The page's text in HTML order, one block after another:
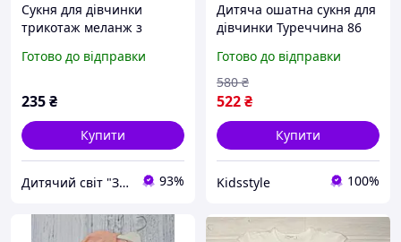
Сукня для дівчинки
трикотаж меланж з
Готово до відправки
235₴
Купити
Дитячий світ "Замок" 93%
Дитяча ошатна сукня для
дівчинки Туреччина 86
Готово до відправки
522₴
580 ₴
Купити
Kidsstyle 100%